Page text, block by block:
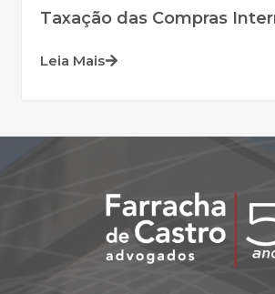
Taxação das Compras
Leia Mais